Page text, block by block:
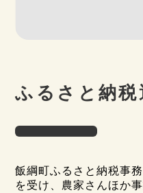
ふるさと納税
飯綱町ふるさと納税事
を受け、農家さんほか